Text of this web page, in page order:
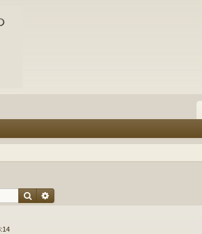
Search